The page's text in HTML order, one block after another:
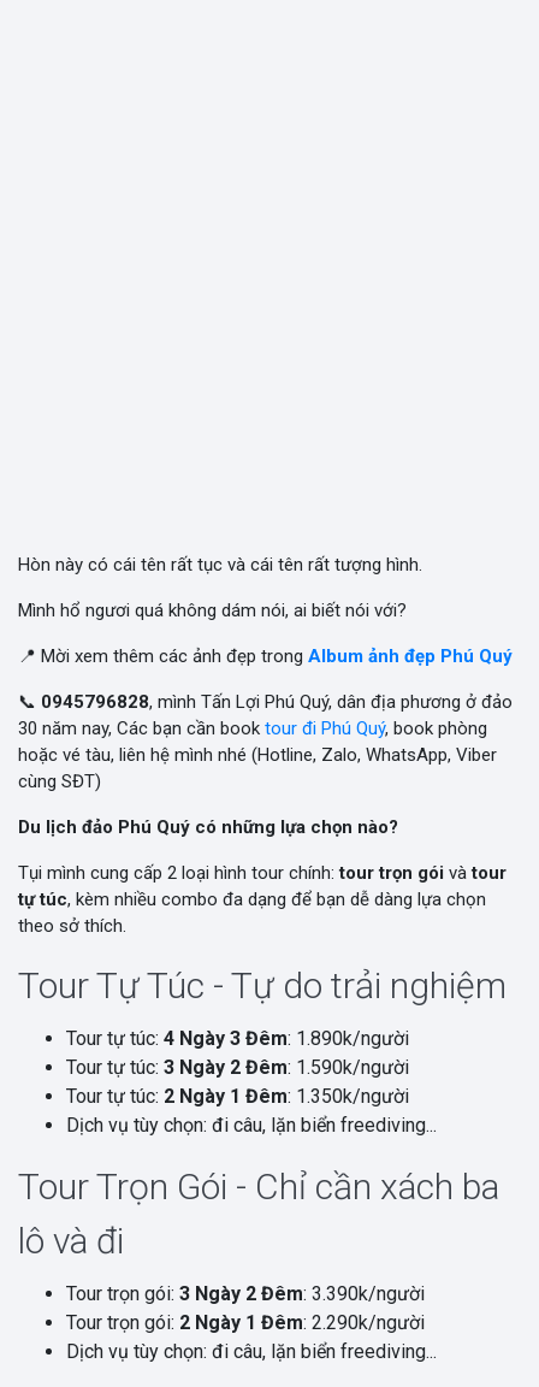
Hòn này có cái tên rất tục và cái tên rất tượng hình.
Mình hổ ngươi quá không dám nói, ai biết nói với?
📍 Mời xem thêm các ảnh đẹp trong Album ảnh đẹp Phú Quý
📞 0945796828, mình Tấn Lợi Phú Quý, dân địa phương ở đảo
30 năm nay, Các bạn cần book tour đi Phú Quý, book phòng
hoặc vé tàu, liên hệ mình nhé (Hotline, Zalo, WhatsApp, Viber
cùng SĐT)
Du lịch đảo Phú Quý có những lựa chọn nào?
Tụi mình cung cấp 2 loại hình tour chính:tour trọn gói vàtour
tự túc, kèm nhiều combo đa dạng để bạn dễ dàng lựa chọn
theo sở thích.
Tour Tự Túc - Tự do trải nghiệm
Tour tự túc: 4 Ngày 3 Đêm: 1.890k/người
Tour tự túc: 3 Ngày 2 Đêm: 1.590k/người
Tour tự túc: 2 Ngày 1 Đêm: 1.350k/người
Dịch vụ tùy chọn: đi câu, lặn biển freediving...
Tour Trọn Gói - Chỉ cần xách ba
lô và đi
Tour trọn gói: 3 Ngày 2 Đêm: 3.390k/người
Tour trọn gói: 2 Ngày 1 Đêm: 2.290k/người
Dịch vụ tùy chọn: đi câu, lặn biển freediving...